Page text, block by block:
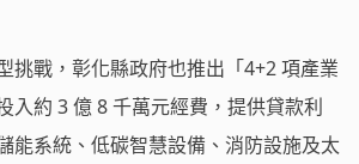
挑戰，彰化縣政府也推出「4+2 項產業
入約 3 億 8 千萬元經費，提供貸款利
能系統、低碳智慧設備、消防設施及太